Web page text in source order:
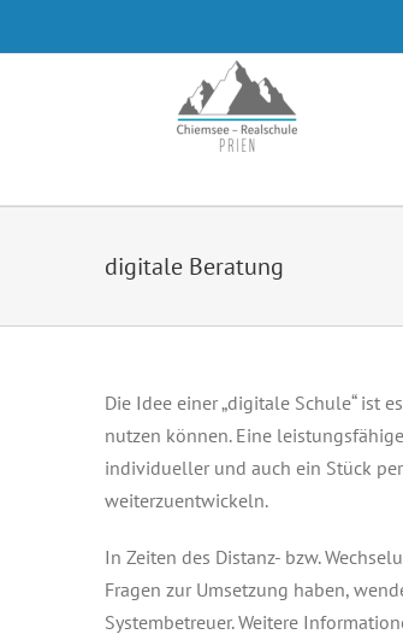
Inhalt
digitale Beratung
Die Idee einer „digitale Schule“ ist
nutzen können. Eine
individueller und auch ein Stück
weiterzuentwickeln.
In Zeiten des Distanz- bzw.
Fragen zur Umsetzung haben,
Systembetreuer. Weitere